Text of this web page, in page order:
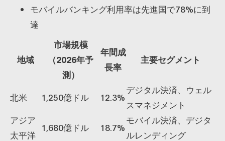
モバイルバンキング利用率は先進国で78%に到
達
地域
市場規模
（2026年予
測）
年間成
長率
主要セグメント
北米 1,250億ドル 12.3%
デジタル決済、ウェル
スマネジメント
アジア
太平洋
1,680億ドル 18.7%
モバイル決済、デジタ
ルレンディング